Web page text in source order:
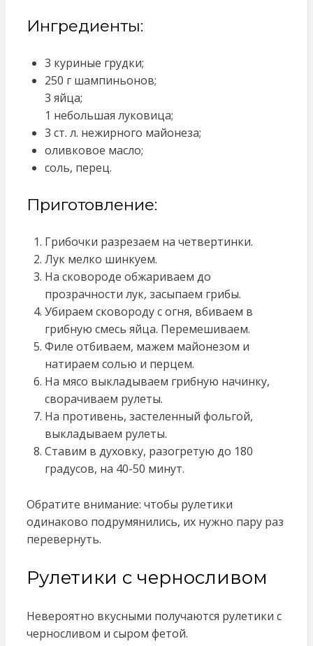
Ингредиенты:
3 куриные грудки;
250 г шампиньонов;
3 яйца;
1 небольшая луковица;
3 ст. л. нежирного майонеза;
оливковое масло;
соль, перец.
Приготовление:
Грибочки разрезаем на четвертинки.
Лук мелко шинкуем.
На сковороде обжариваем до
прозрачности лук, засыпаем грибы.
Убираем сковороду с огня, вбиваем в
грибную смесь яйца. Перемешиваем.
Филе отбиваем, мажем майонезом и
натираем солью и перцем.
На мясо выкладываем грибную начинку,
сворачиваем рулеты.
На противень, застеленный фольгой,
выкладываем рулеты.
Ставим в духовку, разогретую до 180
градусов, на 40-50 минут.
Обратите внимание: чтобы рулетики
одинаково подрумянились, их нужно пару раз
перевернуть.
Рулетики с черносливом
Невероятно вкусными получаются рулетики с
черносливом и сыром фетой.